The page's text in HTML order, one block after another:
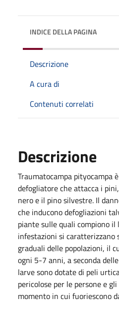
INDICE DELLA PAGINA
Descrizione
A cura di
Contenuti correlati
Descrizione
Traumatocampa pityocampa
defogliatore che attacca i
nero e il pino silvestre. Il
che inducono defogliazioni
piante sulle quali compiono il
infestazioni si caratterizzano
graduali delle popolazioni, il
ogni 5-7 anni, a seconda
larve sono dotate di peli
pericolose per le persone e
momento in cui fuoriescono